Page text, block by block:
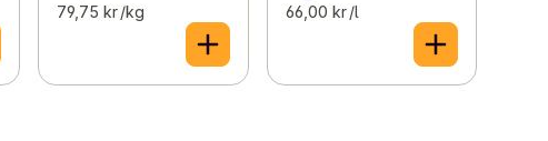
79,75 kr /kg 66,00 kr /l